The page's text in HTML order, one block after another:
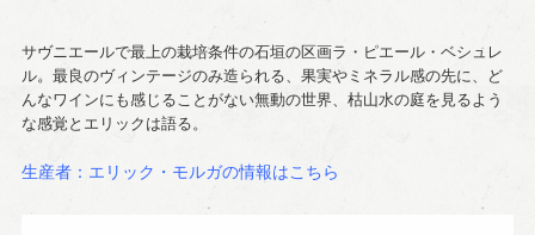
サヴニエールで最上の栽培条件の石垣の区画ラ・ピエール・ベシュレ
ル。最良のヴィンテージのみ造られる、果実やミネラル感の先に、ど
んなワインにも感じることがない無動の世界、枯山水の庭を見るよう
な感覚とエリックは語る。
生産者：エリック・モルガの情報はこちら